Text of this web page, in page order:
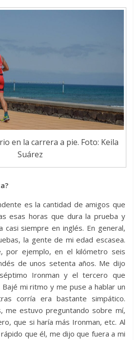
en la carrera a pie. Foto: Keila
Suárez
es la cantidad de amigos que
esas horas que dura la prueba y
casi siempre en inglés. En general,
la gente de mi edad escasea.
por ejemplo, en el kilómetro seis
de unos setenta años. Me dijo
Ironman y el tercero que
Bajé mi ritmo y me puse a hablar un
corría era bastante simpático.
me estuvo preguntando sobre mí,
que si haría más Ironman, etc. Al
que él, me dijo que fuera a mi